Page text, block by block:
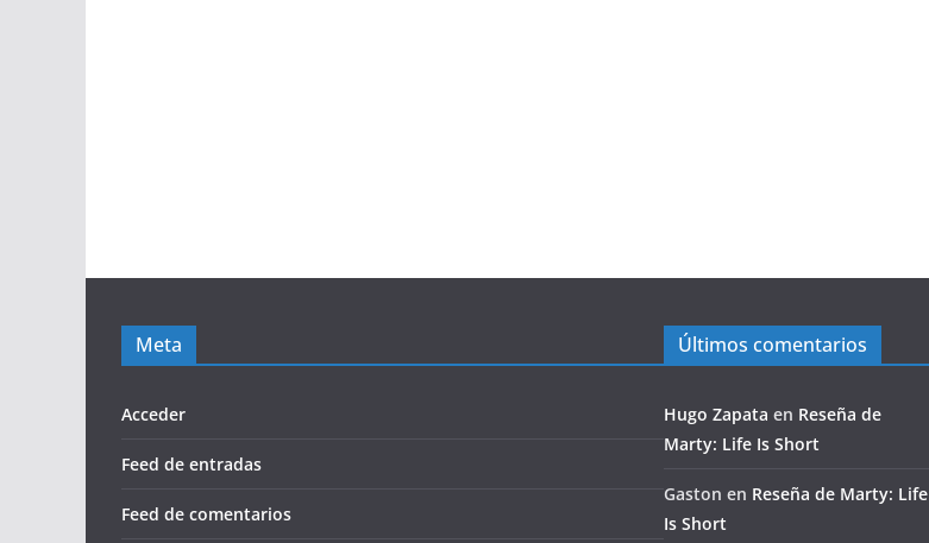
Meta
Acceder
Feed de entradas
Feed de comentarios
Últimos comentarios
Hugo Zapata en Reseña de
Marty: Life Is Short
Gaston en Reseña de Marty: Life
Is Short